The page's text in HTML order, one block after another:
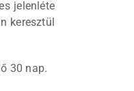
jelenléte
keresztül
30 nap.